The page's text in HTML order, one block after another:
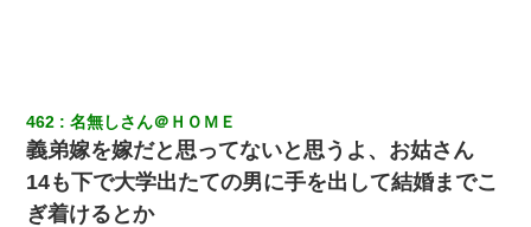
462 名無しさん＠ＨＯＭＥ
義弟嫁を嫁だと思ってないと思うよ、お姑さん
14も下で大学出たての男に手を出して結婚までこ
ぎ着けるとか